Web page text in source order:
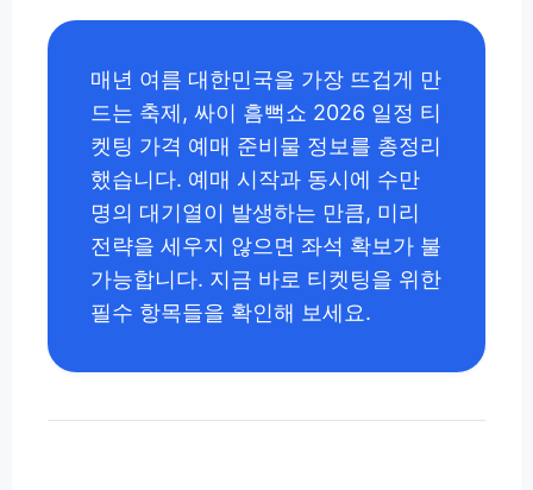
매년 여름 대한민국을 가장 뜨겁게 만
드는 축제, 싸이 흠뻑쇼 2026 일정 티
켓팅 가격 예매 준비물 정보를 총정리
했습니다. 예매 시작과 동시에 수만
명의 대기열이 발생하는 만큼, 미리
전략을 세우지 않으면 좌석 확보가 불
가능합니다. 지금 바로 티켓팅을 위한
필수 항목들을 확인해 보세요.